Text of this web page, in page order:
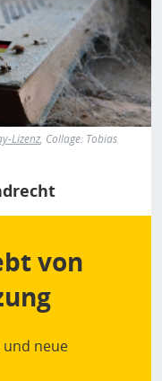
Lizenz, Collage: Tobias
von
und neue